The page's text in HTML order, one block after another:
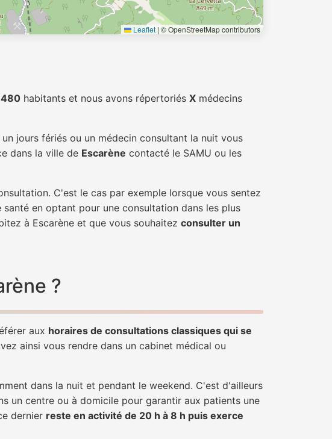
Leaflet | © OpenStreetMap contributors
habitants et nous avons répertoriés X médecins
jours fériés ou un médecin consultant la nuit vous
dans la ville de Escarène contacté le SAMU ou les
C'est le cas par exemple lorsque vous sentez
en optant pour une consultation dans les plus
à Escarène et que vous souhaitez consulter un
?
aux horaires de consultations classiques qui se
ainsi vous rendre dans un cabinet médical ou
dans la nuit et pendant le weekend. C'est d'ailleurs
un centre ou à domicile pour garantir aux patients une
dernier reste en activité de 20 h à 8 h puis exerce